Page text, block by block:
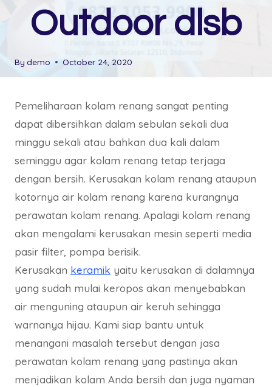
Outdoor dlsb
By demo October 24, 2020
Pemeliharaan kolam renang sangat penting
dapat dibersihkan dalam sebulan sekali dua
minggu sekali atau bahkan dua kali dalam
seminggu agar kolam renang tetap terjaga
dengan bersih. Kerusakan kolam renang ataupun
kotornya air kolam renang karena kurangnya
perawatan kolam renang. Apalagi kolam renang
akan mengalami kerusakan mesin seperti media
pasir filter, pompa berisik.
Kerusakan keramik yaitu kerusakan di dalamnya
yang sudah mulai keropos akan menyebabkan
air menguning ataupun air keruh sehingga
warnanya hijau. Kami siap bantu untuk
menangani masalah tersebut dengan jasa
perawatan kolam renang yang pastinya akan
menjadikan kolam Anda bersih dan juga nyaman